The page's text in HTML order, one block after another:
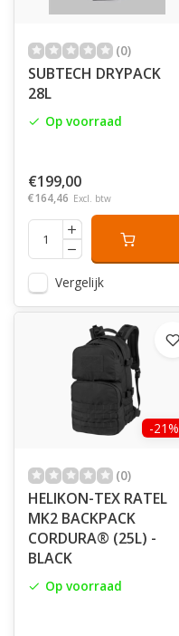
(0)
SUBTECH DRYPACK
28L
Op voorraad
€199,00
€164,46 Excl. btw
Vergelijk
-21%
(0)
HELIKON-TEX RATEL
MK2 BACKPACK
CORDURA® (25L) -
BLACK
Op voorraad